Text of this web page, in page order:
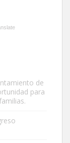
de la zona los
de
para